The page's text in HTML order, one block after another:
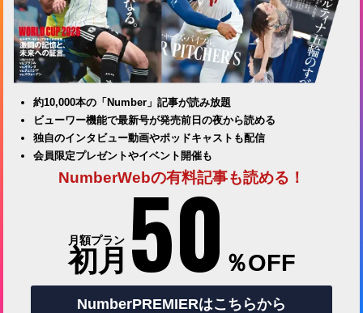
約10,000本の「Number」記事が読み放題
ビューワー機能で最新号が発売前日の夜から読める
独自のインタビュー動画やポッドキャストも配信
会員限定プレゼントやイベント開催も
NumberWebの有料記事も読める！
月額プラン
初月 50 ％OFF
NumberPREMIERはこちらから